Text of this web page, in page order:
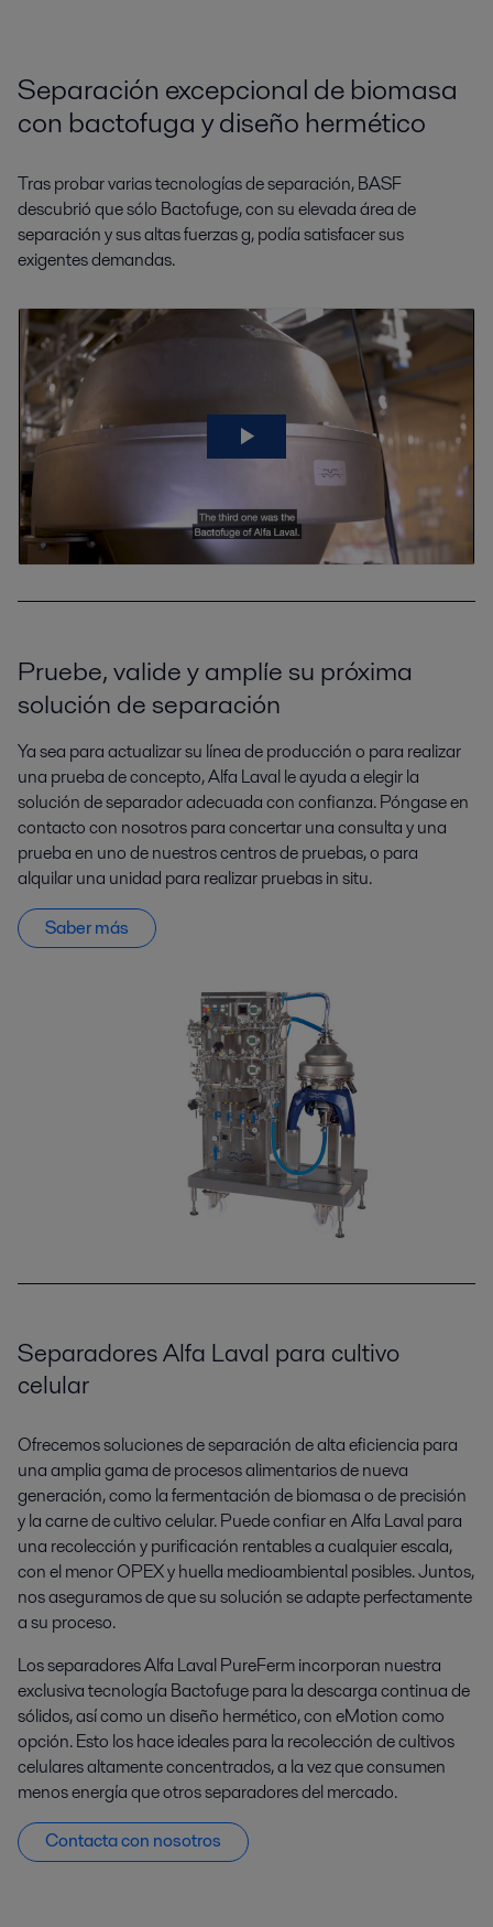
Separación excepcional de biomasa
con bactofuga y diseño hermético
Tras probar varias tecnologías de separación, BASF
descubrió que sólo Bactofuge, con su elevada área de
separación y sus altas fuerzas g, podía satisfacer sus
exigentes demandas.
Pruebe, valide y amplíe su próxima
solución de separación
Ya sea para actualizar su línea de producción o para realizar
una prueba de concepto, Alfa Laval le ayuda a elegir la
solución de separador adecuada con confianza. Póngase en
contacto con nosotros para concertar una consulta y una
prueba en uno de nuestros centros de pruebas, o para
alquilar una unidad para realizar pruebas in situ.
Saber más
Separadores Alfa Laval para cultivo
celular
Ofrecemos soluciones de separación de alta eficiencia para
una amplia gama de procesos alimentarios de nueva
generación, como la fermentación de biomasa o de precisión
y la carne de cultivo celular. Puede confiar en Alfa Laval para
una recolección y purificación rentables a cualquier escala,
con el menor OPEX y huella medioambiental posibles. Juntos,
nos aseguramos de que su solución se adapte perfectamente
a su proceso.
Los separadores Alfa Laval PureFerm incorporan nuestra
exclusiva tecnología Bactofuge para la descarga continua de
sólidos, así como un diseño hermético, con eMotion como
opción. Esto los hace ideales para la recolección de cultivos
celulares altamente concentrados, a la vez que consumen
menos energía que otros separadores del mercado.
Contacta con nosotros